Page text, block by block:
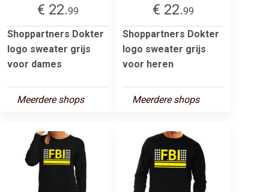
€ 22.99
Shoppartners Dokter
logo sweater grijs
voor dames
Meerdere shops
€ 22.99
Shoppartners Dokter
logo sweater grijs
voor heren
Meerdere shops